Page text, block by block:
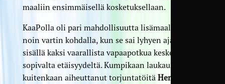
maaliin ensimmäisellä kosketuksellaan.
KaaPolla oli pari mahdollisuutta lisämaaleihin
noin vartin kohdalla, kun se sai lyhyen ajan
sisällä kaksi vaarallista vapaapotkua keskeltä
sopivalta etäisyydeltä. Kumpikaan laukaus ei
kuitenkaan aiheuttanut torjuntatöitä Henri